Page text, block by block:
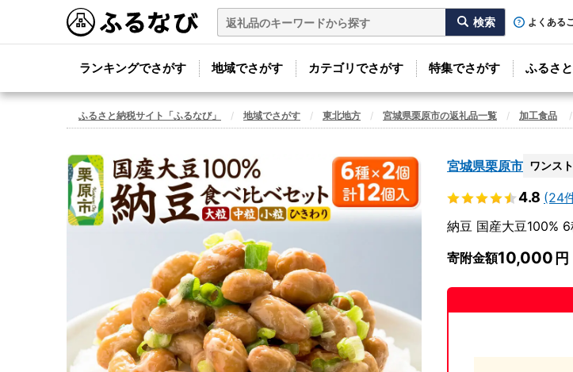
よくある
ランキングでさがす 地域でさがす カテゴリでさがす 特集でさがす ふるさ
ふるさと納税サイト「ふるなび」 地域でさがす 東北地方 宮城県栗原市の返礼品一覧 加工食品
宮城県栗原市 ワンス
4.8 (24
納豆 国産大豆100%
寄附金額10,000